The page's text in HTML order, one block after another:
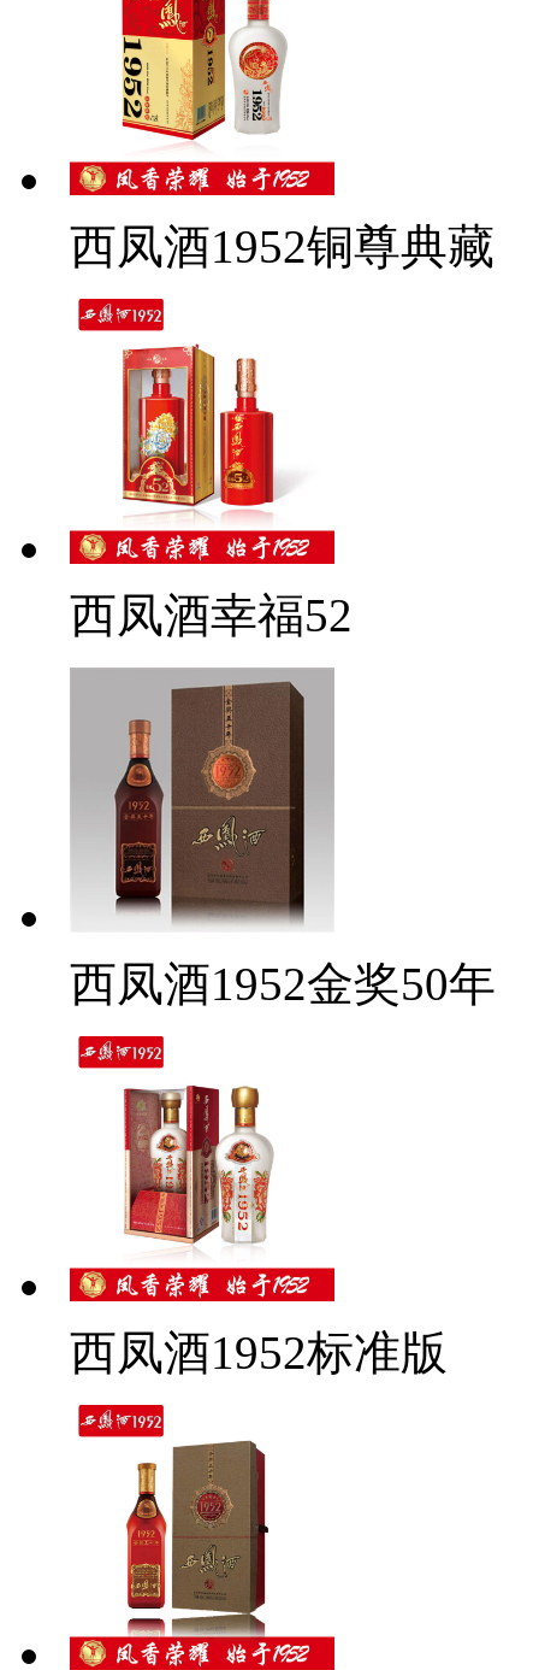
西凤酒1952铜尊典藏
西凤酒幸福52
西凤酒1952金奖50年
西凤酒1952标准版